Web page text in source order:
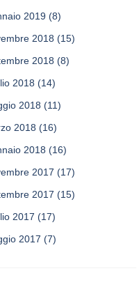
2019 (8)
2018 (15)
2018 (8)
2018 (14)
2018 (11)
2018 (16)
2018 (16)
2017 (17)
2017 (15)
2017 (17)
2017 (7)